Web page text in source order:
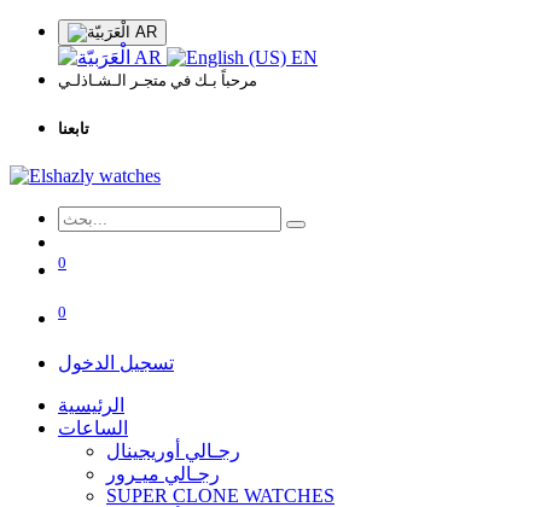
AR
AR EN
مرحباً بـك في متجـر الـشـاذلـي
تابعنا
0
0
تسجيل الدخول
الرئيسية
الساعات
رجـالي أوريجينال
رجـالي ميـرور
SUPER CLONE WATCHES